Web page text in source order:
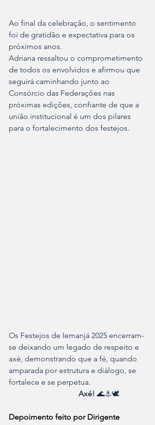
Ao final da celebração, o sentimento
foi de gratidão e expectativa para os
próximos anos.
Adriana ressaltou o comprometimento
de todos os envolvidos e afirmou que
seguirá caminhando junto ao
Consórcio das Federações nas
próximas edições, confiante de que a
união institucional é um dos pilares
para o fortalecimento dos festejos.
Os Festejos de Iemanjá 2025 encerram-
se deixando um legado de respeito e
axé, demonstrando que a fé, quando
amparada por estrutura e diálogo, se
fortalece e se perpetua.
Axé! 🌊⚓🕊️
Depoimento feito por Dirigente